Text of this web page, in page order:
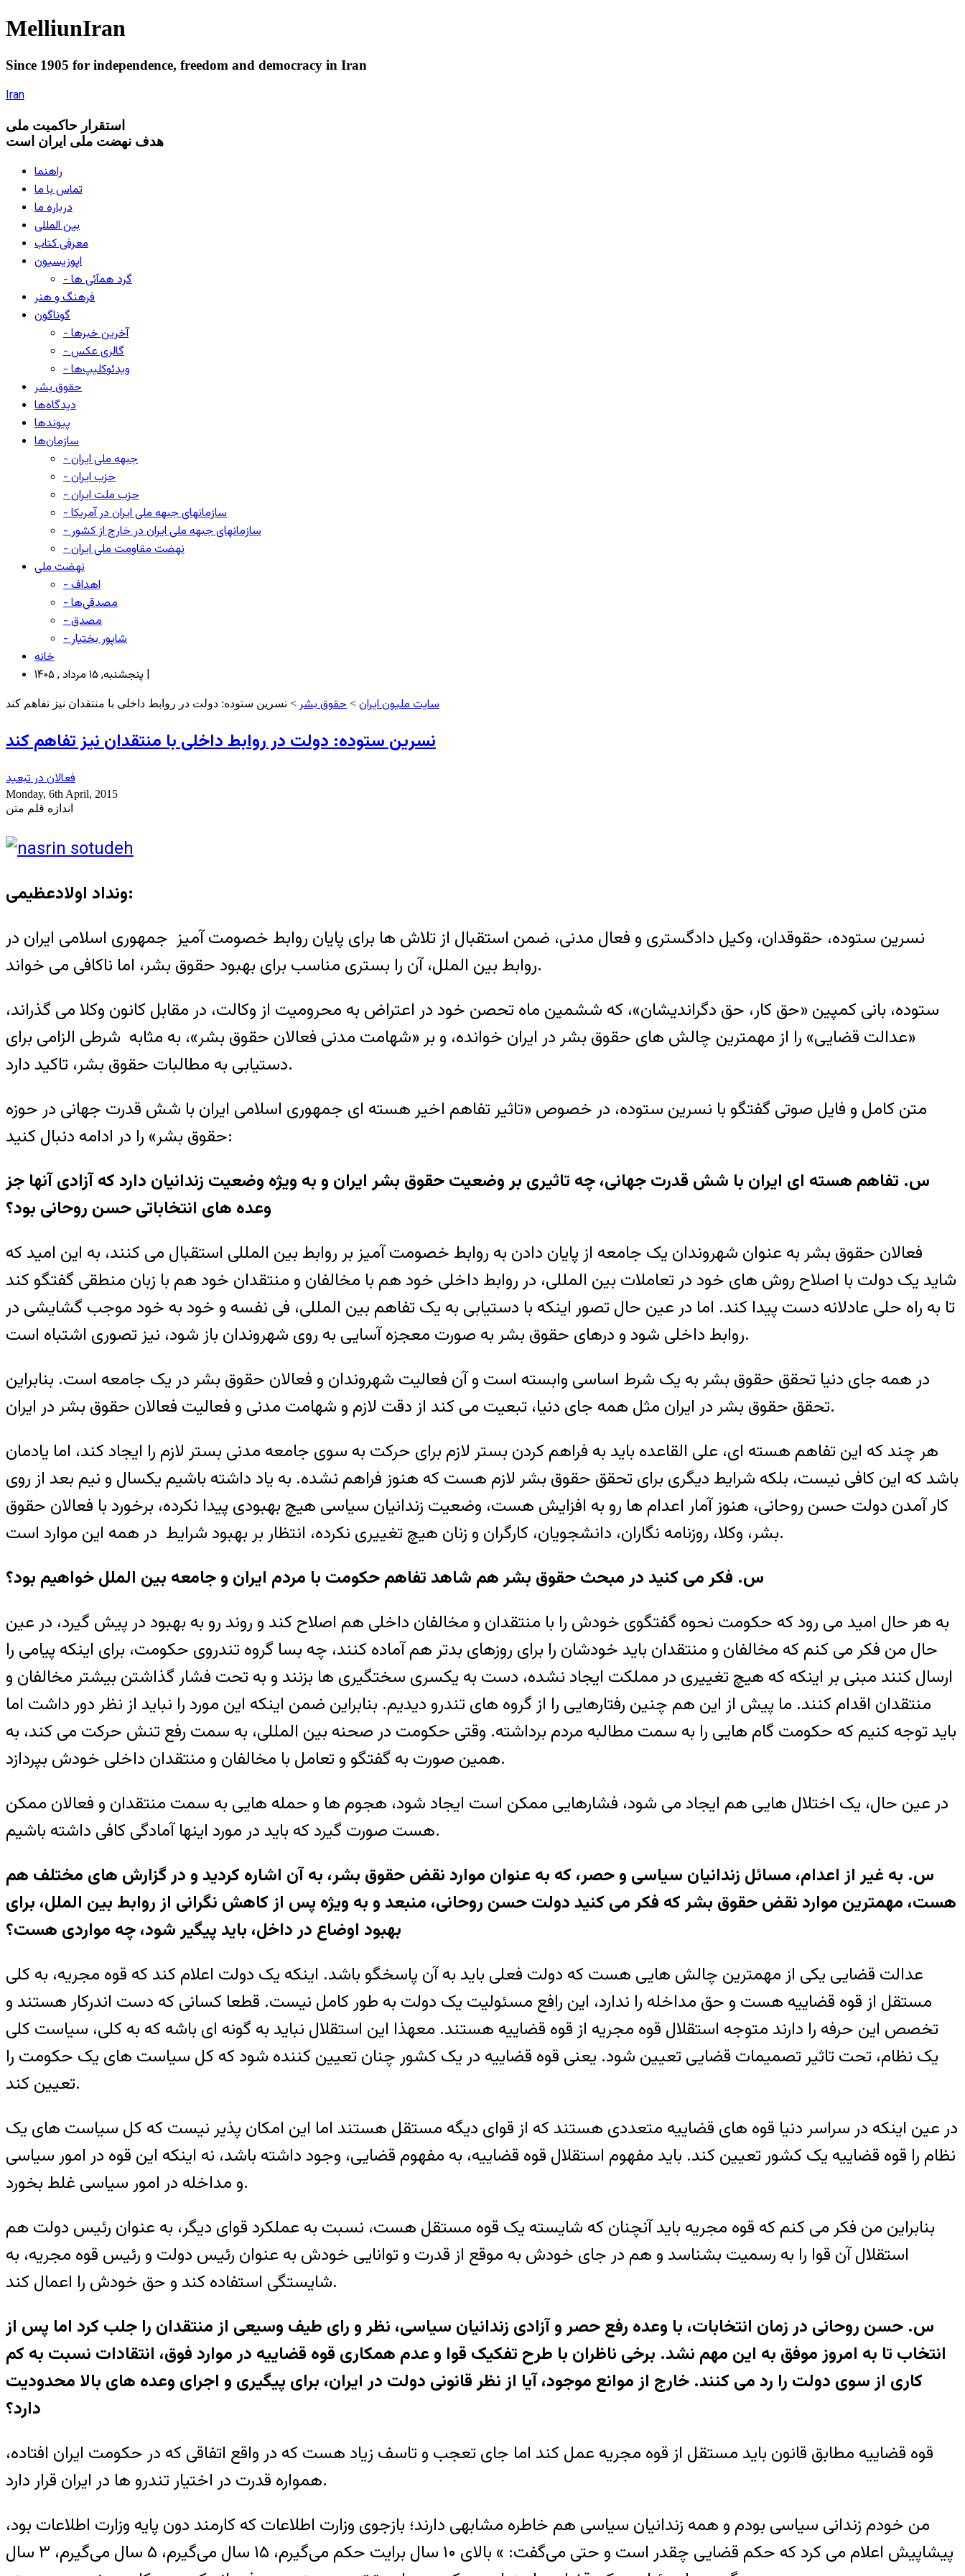
MelliunIran
Since 1905 for independence, freedom and democracy in Iran
Iran
استقرار حاکميت ملی
هدف نهضت ملی ایران است
راهنما
تماس با ما
درباره ما
بین المللی
معرفی کتاب
اپوزیسیون
- گرد همآئی ها
فرهنگ و هنر
گوناگون
- آخرین خبرها
- گالری عکس
- ویدئوکلیپ‌ها
حقوق بشر
دیدگاه‌ها
پیوندها
سازمان‌ها
- جبهه ملی ایران
- حزب ایران
- حزب ملت ایران
- سازمانهای جبهه ملی ایران در آمریکا
- سازمانهای جبهه ملی ایران در خارج از کشور
- نهضت مقاومت ملی ایران
نهضت ملی
- اهداف
- مصدقی‌ها
- مصدق
- شاپور بختیار
خانه
پنجشنبه, ۱۵ مرداد , ۱۴۰۵ |
سایت ملیون ایران > حقوق بشر > نسرین ستوده: دولت در روابط داخلی با منتقدان نیز تفاهم کند
نسرین ستوده: دولت در روابط داخلی با منتقدان نیز تفاهم کند
فعالان در تبعید
Monday, 6th April, 2015
اندازه قلم متن
ونداد اولادعظیمی:
نسرین ستوده، حقوقدان، وکیل دادگستری و فعال مدنی، ضمن استقبال از تلاش ها برای پایان روابط خصومت آمیز جمهوری اسلامی ایران در
روابط بین الملل، آن را بستری مناسب برای بهبود حقوق بشر، اما ناکافی می خواند.
ستوده، بانی کمپین «حق کار، حق دگراندیشان»، که ششمین ماه تحصن خود در اعتراض به محرومیت از وکالت، در مقابل کانون وکلا می گذراند،
«عدالت قضایی» را از مهمترین چالش های حقوق بشر در ایران خوانده، و بر «شهامت مدنی فعالان حقوق بشر»، به مثابه شرطی الزامی برای
دستیابی به مطالبات حقوق بشر، تاکید دارد.
متن کامل و فایل صوتی گفتگو با نسرین ستوده، در خصوص «تاثیر تفاهم اخیر هسته ای جمهوری اسلامی ایران با شش قدرت جهانی در حوزه
حقوق بشر» را در ادامه دنبال کنید:
س. تفاهم هسته ای ایران با شش قدرت جهانی، چه تاثیری بر وضعیت حقوق بشر ایران و به ویژه وضعیت زندانیان دارد که آزادی آنها جز
وعده های انتخاباتی حسن روحانی بود؟
فعالان حقوق بشر به عنوان شهروندان یک جامعه از پایان دادن به روابط خصومت آمیز بر روابط بین المللی استقبال می کنند، به این امید که
شاید یک دولت با اصلاح روش های خود در تعاملات بین المللی، در روابط داخلی خود هم با مخالفان و منتقدان خود هم با زبان منطقی گفتگو کند
تا به راه حلی عادلانه دست پیدا کند. اما در عین حال تصور اینکه با دستیابی به یک تفاهم بین المللی، فی نفسه و خود به خود موجب گشایشی در
روابط داخلی شود و درهای حقوق بشر به صورت معجزه آسایی به روی شهروندان باز شود، نیز تصوری اشتباه است.
در همه جای دنیا تحقق حقوق بشر به یک شرط اساسی وابسته است و آن فعالیت شهروندان و فعالان حقوق بشر در یک جامعه است. بنابراین
تحقق حقوق بشر در ایران مثل همه جای دنیا، تبعیت می کند از دقت لازم و شهامت مدنی و فعالیت فعالان حقوق بشر در ایران.
هر چند که این تفاهم هسته ای، علی القاعده باید به فراهم کردن بستر لازم برای حرکت به سوی جامعه مدنی بستر لازم را ایجاد کند، اما یادمان
باشد که این کافی نیست، بلکه شرایط دیگری برای تحقق حقوق بشر لازم هست که هنوز فراهم نشده. به یاد داشته باشیم یکسال و نیم بعد از روی
کار آمدن دولت حسن روحانی، هنوز آمار اعدام ها رو به افزایش هست، وضعیت زندانیان سیاسی هیچ بهبودی پیدا نکرده، برخورد با فعالان حقوق
بشر، وکلا، روزنامه نگاران، دانشجویان، کارگران و زنان هیچ تغییری نکرده، انتظار بر بهبود شرایط در همه این موارد است.
س. فکر می کنید در مبحث حقوق بشر هم شاهد تفاهم حکومت با مردم ایران و جامعه بین الملل خواهیم بود؟
به هر حال امید می رود که حکومت نحوه گفتگوی خودش را با منتقدان و مخالفان داخلی هم اصلاح کند و روند رو به بهبود در پیش گیرد، در عین
حال من فکر می کنم که مخالفان و منتقدان باید خودشان را برای روزهای بدتر هم آماده کنند، چه بسا گروه تندروی حکومت، برای اینکه پیامی را
ارسال کنند مبنی بر اینکه که هیچ تغییری در مملکت ایجاد نشده، دست به یکسری سختگیری ها بزنند و به تحت فشار گذاشتن بیشتر مخالفان و
منتقدان اقدام کنند. ما پیش از این هم چنین رفتارهایی را از گروه های تندرو دیدیم. بنابراین ضمن اینکه این مورد را نباید از نظر دور داشت اما
باید توجه کنیم که حکومت گام هایی را به سمت مطالبه مردم برداشته. وقتی حکومت در صحنه بین المللی، به سمت رفع تنش حرکت می کند، به
همین صورت به گفتگو و تعامل با مخالفان و منتقدان داخلی خودش بپردازد.
در عین حال، یک اختلال هایی هم ایجاد می شود، فشارهایی ممکن است ایجاد شود، هجوم ها و حمله هایی به سمت منتقدان و فعالان ممکن
هست صورت گیرد که باید در مورد اینها آمادگی کافی داشته باشیم.
س. به غیر از اعدام، مسائل زندانیان سیاسی و حصر، که به عنوان موارد نقض حقوق بشر، به آن اشاره کردید و در گزارش های مختلف هم
هست، مهمترین موارد نقض حقوق بشر که فکر می کنید دولت حسن روحانی، منبعد و به ویژه پس از کاهش نگرانی از روابط بین الملل، برای
بهبود اوضاع در داخل، باید پیگیر شود، چه مواردی هست؟
عدالت قضایی یکی از مهمترین چالش هایی هست که دولت فعلی باید به آن پاسخگو باشد. اینکه یک دولت اعلام کند که قوه مجریه، به کلی
مستقل از قوه قضاییه هست و حق مداخله را ندارد، این رافع مسئولیت یک دولت به طور کامل نیست. قطعا کسانی که دست اندرکار هستند و
تخصص این حرفه را دارند متوجه استقلال قوه مجریه از قوه قضاییه هستند. معهذا این استقلال نباید به گونه ای باشه که به کلی، سیاست کلی
یک نظام، تحت تاثیر تصمیمات قضایی تعیین شود. یعنی قوه قضاییه در یک کشور چنان تعیین کننده شود که کل سیاست های یک حکومت را
تعیین کند.
در عین اینکه در سراسر دنیا قوه های قضاییه متعددی هستند که از قوای دیگه مستقل هستند اما این امکان پذیر نیست که کل سیاست های یک
نظام را قوه قضاییه یک کشور تعیین کند. باید مفهوم استقلال قوه قضاییه، به مفهوم قضایی، وجود داشته باشد، نه اینکه این قوه در امور سیاسی
و مداخله در امور سیاسی غلط بخورد.
بنابراین من فکر می کنم که قوه مجریه باید آنچنان که شایسته یک قوه مستقل هست، نسبت به عملکرد قوای دیگر، به عنوان رئیس دولت هم
استقلال آن قوا را به رسمیت بشناسد و هم در جای خودش به موقع از قدرت و توانایی خودش به عنوان رئیس دولت و رئیس قوه مجریه، به
شایستگی استفاده کند و حق خودش را اعمال کند.
س. حسن روحانی در زمان انتخابات، با وعده رفع حصر و آزادی زندانیان سیاسی، نظر و رای طیف وسیعی از منتقدان را جلب کرد اما پس از
انتخاب تا به امروز موفق به این مهم نشد. برخی ناظران با طرح تفکیک قوا و عدم همکاری قوه قضاییه در موارد فوق، انتقادات نسبت به کم
کاری از سوی دولت را رد می کنند. خارج از موانع موجود، آیا از نظر قانونی دولت در ایران، برای پیگیری و اجرای وعده های بالا محدودیت
دارد؟
قوه قضاییه مطابق قانون باید مستقل از قوه مجریه عمل کند اما جای تعجب و تاسف زیاد هست که در واقع اتفاقی که در حکومت ایران افتاده،
همواره قدرت در اختیار تندرو ها در ایران قرار دارد.
من خودم زندانی سیاسی بودم و همه زندانیان سیاسی هم خاطره مشابهی دارند؛ بازجوی وزارت اطلاعات که کارمند دون پایه وزارت اطلاعات بود،
پیشاپیش اعلام می کرد که حکم قضایی چقدر است و حتی می‌گفت: » بالای ۱۰ سال برایت حکم می‌گیرم، ۱۵ سال می‌گیرم، ۵ سال می‌گیرم، ۳ سال